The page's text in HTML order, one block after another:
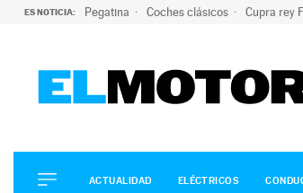
ES NOTICIA: Pegatina Coches clásicos Cupra rey
ELÉCTRICOS
CONDUCIR
ACTUALIDAD ELÉCTRICOS